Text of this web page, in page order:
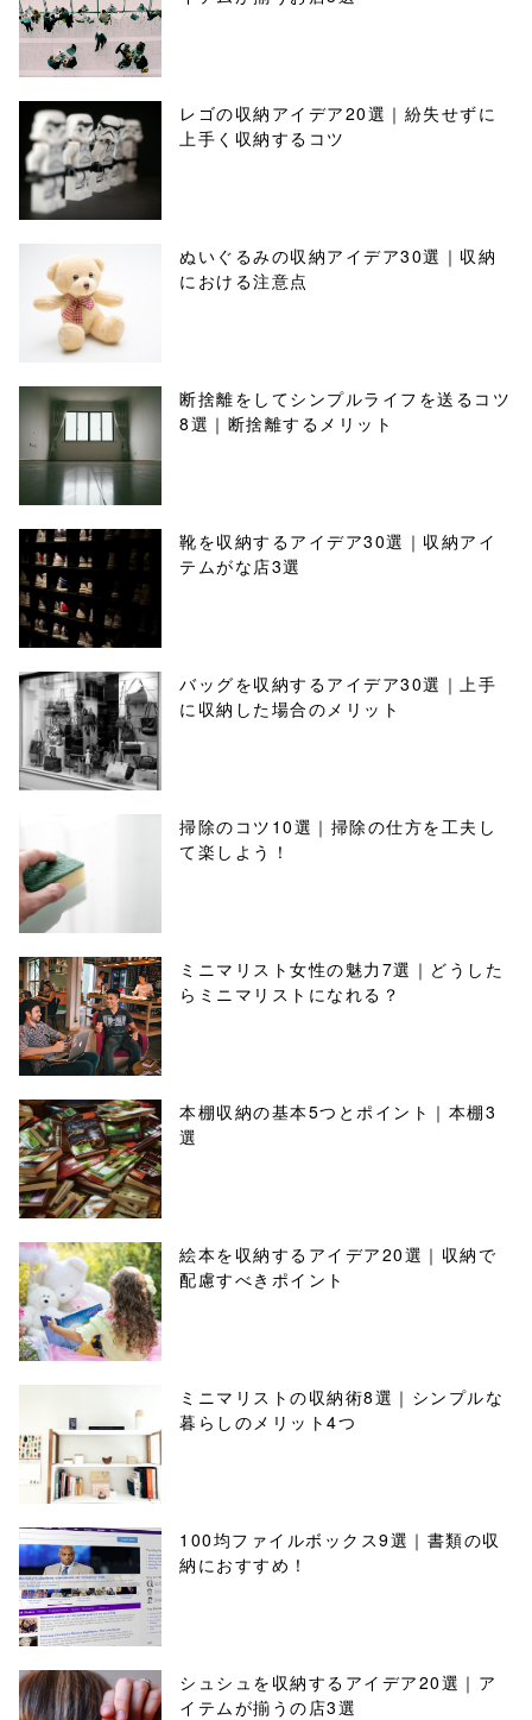
レゴの収納アイデア20選｜紛失せずに
上手く収納するコツ
ぬいぐるみの収納アイデア30選｜収納
における注意点
断捨離をしてシンプルライフを送るコツ
8選｜断捨離するメリット
靴を収納するアイデア30選｜収納アイ
テムがな店3選
バッグを収納するアイデア30選｜上手
に収納した場合のメリット
掃除のコツ10選｜掃除の仕方を工夫し
て楽しよう！
ミニマリスト女性の魅力7選｜どうした
らミニマリストになれる？
本棚収納の基本5つとポイント｜本棚3
選
絵本を収納するアイデア20選｜収納で
配慮すべきポイント
ミニマリストの収納術8選｜シンプルな
暮らしのメリット4つ
100均ファイルボックス9選｜書類の収
納におすすめ！
シュシュを収納するアイデア20選｜ア
イテムが揃うの店3選